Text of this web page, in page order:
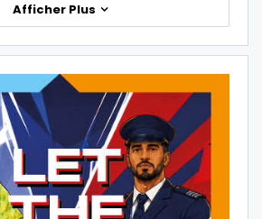
Afficher Plus